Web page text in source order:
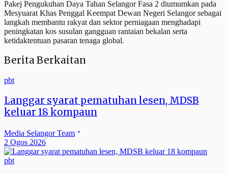
Pakej Pengukuhan Daya Tahan Selangor Fasa 2 diumumkan pada
Mesyuarat Khas Penggal Keempat Dewan Negeri Selangor sebagai
langkah membantu rakyat dan sektor perniagaan menghadapi
peningkatan kos susulan gangguan rantaian bekalan serta
ketidaktentuan pasaran tenaga global.
Berita Berkaitan
pbt
Langgar syarat pematuhan lesen, MDSB
keluar 18 kompaun
Media Selangor Team
2 Ogos 2026
pbt